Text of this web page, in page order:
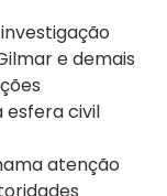
e demais
esfera civil
atenção